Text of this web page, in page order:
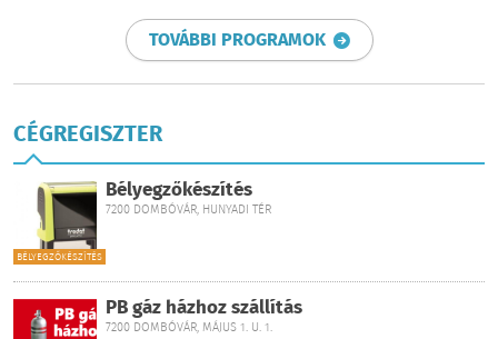
TOVÁBBI PROGRAMOK
CÉGREGISZTER
BÉLYEGZŐKÉSZÍTÉS
Bélyegzőkészítés
7200 DOMBÓVÁR, HUNYADI TÉR
PB gáz házhoz szállítás
7200 DOMBÓVÁR, MÁJUS 1. U. 1.